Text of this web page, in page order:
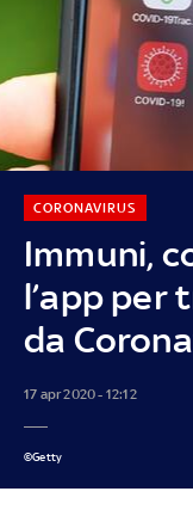
Immuni,
l’app per
da
CORONAVIRUS
17 apr 2020 - 12:12
©Getty